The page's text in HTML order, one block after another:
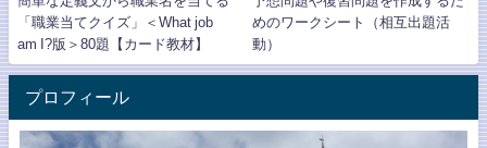
「職業当てクイズ」＜What job
am I?版＞80題【カード教材】
めのワークシート（相互出題活
動）
プロフィール